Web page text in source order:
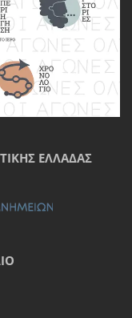
ΕΛΛΆΔΑΣ